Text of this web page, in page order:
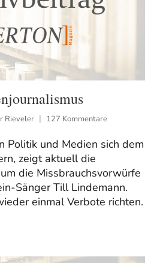
Rieveler 127 Kommentare
Politik und Medien sich dem
zeigt aktuell die
die Missbrauchsvorwürfe
Sänger Till Lindemann.
einmal Verbote richten.